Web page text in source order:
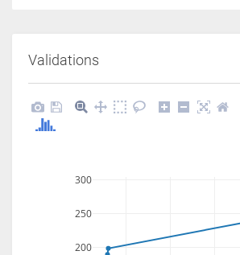
Validations
200
250
300